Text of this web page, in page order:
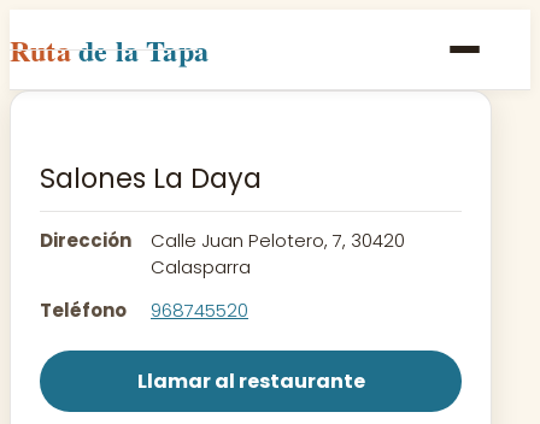
Rutade la Tapa
Inicio
Rutas
Contacto
Salones La Daya
Dirección
Calle Juan Pelotero, 7, 30420
Calasparra
Teléfono
968745520
Llamar al restaurante